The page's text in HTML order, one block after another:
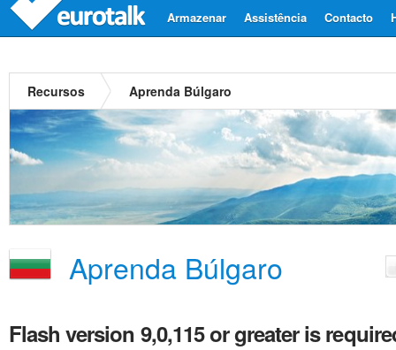
Contacto
Assistência
Armazenar
Recursos Aprenda Búlgaro
Aprenda Búlgaro
Flash version 9,0,115 or greater is